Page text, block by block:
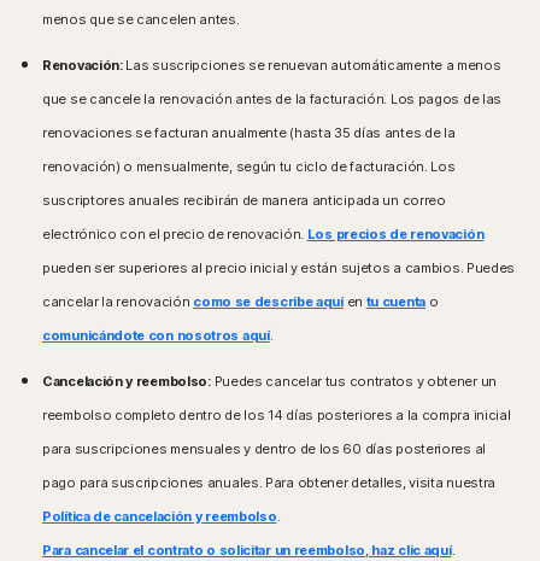
menos que se cancelen antes.
Renovación:Las suscripciones se renuevan automáticamente a menos
que se cancele la renovación antes de la facturación. Los pagos de las
renovaciones se facturan anualmente (hasta 35 días antes de la
renovación) o mensualmente, según tu ciclo de facturación. Los
suscriptores anuales recibirán de manera anticipada un correo
electrónico con el precio de renovación. Los precios de renovación
pueden ser superiores al precio inicial y están sujetos a cambios. Puedes
cancelar la renovación como se describe aquíen tu cuentao
comunicándote con nosotros aquí.
Cancelación y reembolso:Puedes cancelar tus contratos y obtener un
reembolso completo dentro de los 14 días posteriores a la compra inicial
para suscripciones mensuales y dentro de los 60 días posteriores al
pago para suscripciones anuales. Para obtener detalles, visita nuestra
Política de cancelación y reembolso.
Para cancelar el contrato o solicitar un reembolso, haz clic aquí.